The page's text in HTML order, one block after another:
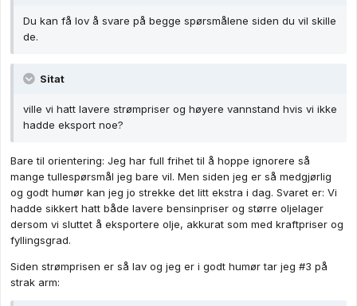
Du kan få lov å svare på begge spørsmålene siden du vil skille
de.
Sitat
ville vi hatt lavere strømpriser og høyere vannstand hvis vi ikke
hadde eksport noe?
Bare til orientering: Jeg har full frihet til å hoppe ignorere så
mange tullespørsmål jeg bare vil. Men siden jeg er så medgjørlig
og godt humør kan jeg jo strekke det litt ekstra i dag. Svaret er: Vi
hadde sikkert hatt både lavere bensinpriser og større oljelager
dersom vi sluttet å eksportere olje, akkurat som med kraftpriser og
fyllingsgrad.
Siden strømprisen er så lav og jeg er i godt humør tar jeg #3 på
strak arm: